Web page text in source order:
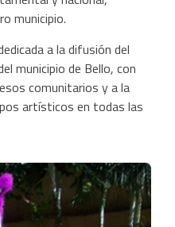
municipio.
a la difusión del
municipio de Bello, con
comunitarios y a la
artísticos en todas las